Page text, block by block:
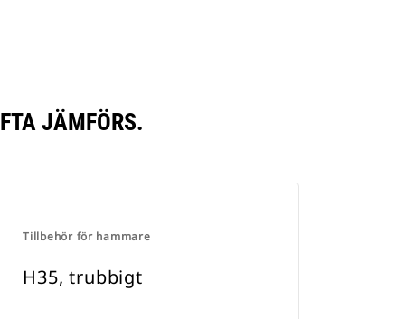
JÄMFÖRS.
Tillbehör för hammare
H35, trubbigt